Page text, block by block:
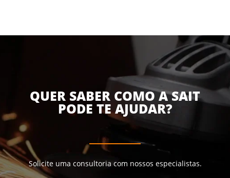
QUER SABER COMO A SAIT
PODE TE AJUDAR?
Solicite uma consultoria com nossos especialistas.